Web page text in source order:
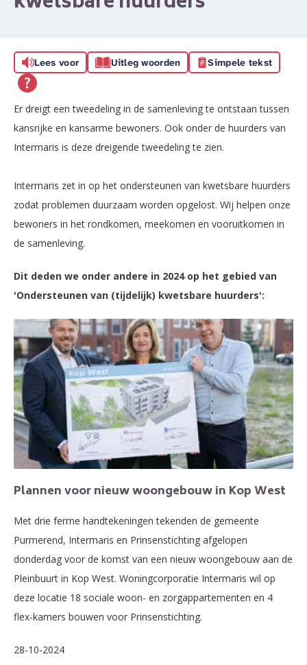
Lees voor Uitleg woorden Simpele tekst
Er dreigt een tweedeling in de samenleving te ontstaan tussen
kansrijke en kansarme bewoners. Ook onder de huurders van
Intermaris is deze dreigende tweedeling te zien.
Intermaris zet in op het ondersteunen van kwetsbare huurders
zodat problemen duurzaam worden opgelost. Wij helpen onze
bewoners in het rondkomen, meekomen en vooruitkomen in
de samenleving.
Dit deden we onder andere in 2024 op het gebied van
'Ondersteunen van (tijdelijk) kwetsbare huurders':
Plannen voor nieuw woongebouw in Kop West
28-10-2024
Met drie ferme handtekeningen tekenden de gemeente
Purmerend, Intermaris en Prinsenstichting afgelopen
donderdag voor de komst van een nieuw woongebouw aan de
Pleinbuurt in Kop West. Woningcorporatie Intermaris wil op
deze locatie 18 sociale woon- en zorgappartementen en 4
flex-kamers bouwen voor Prinsenstichting.